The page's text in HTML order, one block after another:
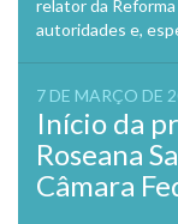
relator da
autoridades e,
7 DE MARÇO DE
Início da
Roseana
Câmara